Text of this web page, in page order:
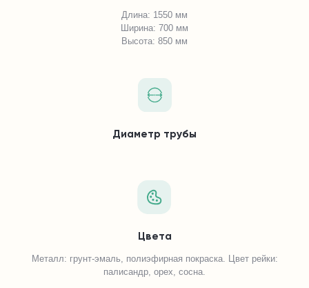
Длина: 1550 мм
Ширина: 700 мм
Высота: 850 мм
Диаметр трубы
Цвета
Металл: грунт-эмаль, полиэфирная покраска. Цвет рейки:
палисандр, орех, сосна.